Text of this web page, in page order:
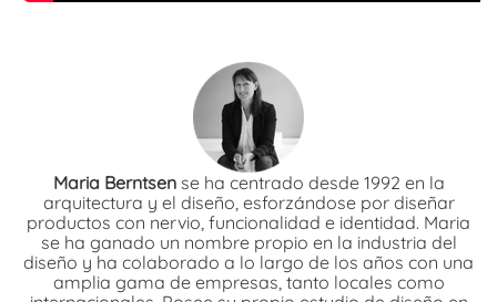
Maria Berntsense ha centrado desde 1992 en la
arquitectura y el diseño, esforzándose por diseñar
productos con nervio, funcionalidad e identidad. Maria
se ha ganado un nombre propio en la industria del
diseño y ha colaborado a lo largo de los años con una
amplia gama de empresas, tanto locales como